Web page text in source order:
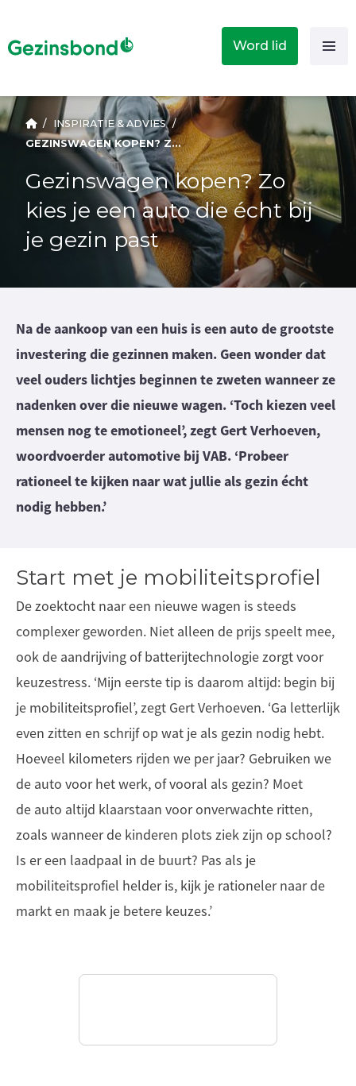
Word lid
/ INSPIRATIE & ADVIES /
GEZINSWAGEN KOPEN? ZO KIES JE EEN AUTO DIE ÉCHT BIJ JE GEZIN PAST
Gezinswagen kopen? Zo
kies je een auto die écht bij
je gezin past
Na de aankoop van een huis is een auto de grootste
investering die gezinnen maken. Geen wonder dat
veel ouders lichtjes beginnen te zweten wanneer ze
nadenken over die nieuwe wagen. ‘Toch kiezen veel
mensen nog te emotioneel’, zegt Gert Verhoeven,
woordvoerder automotive bij VAB. ‘Probeer
rationeel te kijken naar wat jullie als gezin écht
nodig hebben.’
Start met je mobiliteitsprofiel
De zoektocht naar een nieuwe wagen is steeds
complexer geworden. Niet alleen de prijs speelt mee,
ook de aandrijving of batterijtechnologie zorgt voor
keuzestress. ‘Mijn eerste tip is daarom altijd: begin bij
je mobiliteitsprofiel’, zegt Gert Verhoeven. ‘Ga letterlijk
even zitten en schrijf op wat je als gezin nodig hebt.
Hoeveel kilometers rijden we per jaar? Gebruiken we
de auto voor het werk, of vooral als gezin? Moet
de auto altijd klaarstaan voor onverwachte ritten,
zoals wanneer de kinderen plots ziek zijn op school?
Is er een laadpaal in de buurt? Pas als je
mobiliteitsprofiel helder is, kijk je rationeler naar de
markt en maak je betere keuzes.’